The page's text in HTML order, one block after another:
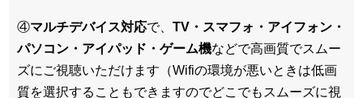
④マルチデバイス対応で、 TV・スマフォ・アイフォン・
パソコン・アイパッド・ゲーム機などで高画質でスムー
ズにご視聴いただけます（Wifiの環境が悪いときは低画
質を選択することもできますのでどこでもスムーズに視